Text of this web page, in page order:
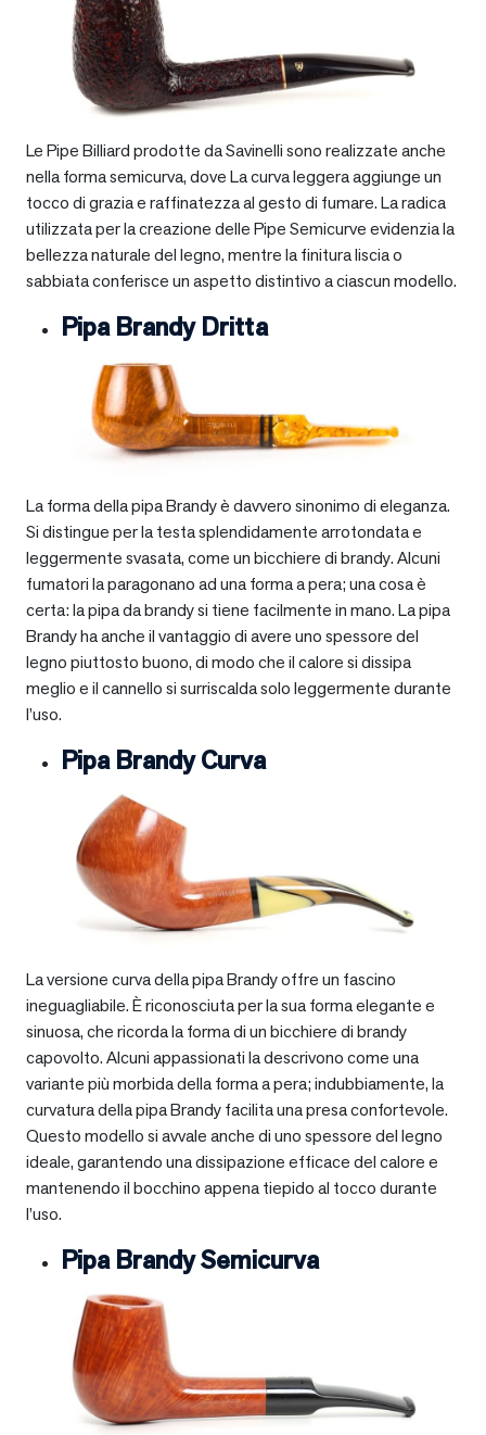
Le Pipe Billiard prodotte da Savinelli sono realizzate anche
nella forma semicurva, dove La curva leggera aggiunge un
tocco di grazia e raffinatezza al gesto di fumare. La radica
utilizzata per la creazione delle Pipe Semicurve evidenzia la
bellezza naturale del legno, mentre la finitura liscia o
sabbiata conferisce un aspetto distintivo a ciascun modello.
Pipa Brandy Dritta
La forma della pipa Brandy è davvero sinonimo di eleganza.
Si distingue per la testa splendidamente arrotondata e
leggermente svasata, come un bicchiere di brandy. Alcuni
fumatori la paragonano ad una forma a pera; una cosa è
certa: la pipa da brandy si tiene facilmente in mano. La pipa
Brandy ha anche il vantaggio di avere uno spessore del
legno piuttosto buono, di modo che il calore si dissipa
meglio e il cannello si surriscalda solo leggermente durante
l’uso.
Pipa Brandy Curva
La versione curva della pipa Brandy offre un fascino
ineguagliabile. È riconosciuta per la sua forma elegante e
sinuosa, che ricorda la forma di un bicchiere di brandy
capovolto. Alcuni appassionati la descrivono come una
variante più morbida della forma a pera; indubbiamente, la
curvatura della pipa Brandy facilita una presa confortevole.
Questo modello si avvale anche di uno spessore del legno
ideale, garantendo una dissipazione efficace del calore e
mantenendo il bocchino appena tiepido al tocco durante
l’uso.
Pipa Brandy Semicurva